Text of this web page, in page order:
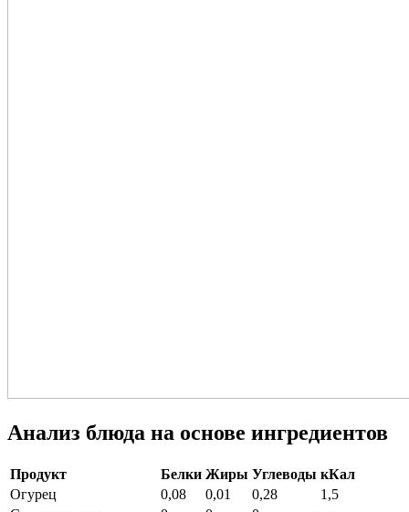
Анализ блюда на основе ингредиентов
Продукт Белки Жиры Углеводы кКал
Огурец
0,08 0,01 0,28
1,5